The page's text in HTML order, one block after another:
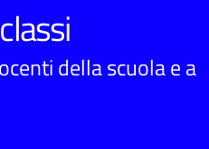
della scuola e a